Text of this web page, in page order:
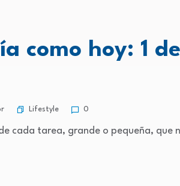
como hoy: 1
Lifestyle 0
cada tarea, grande o pequeña, que